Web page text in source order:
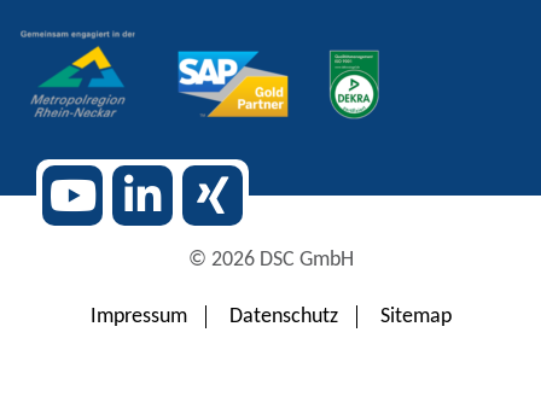
© 2026 DSC GmbH
Impressum Datenschutz Sitemap